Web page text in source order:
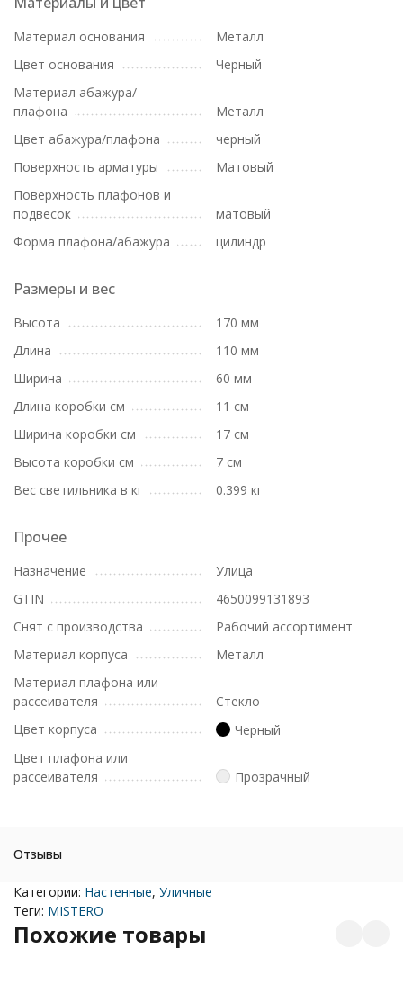
Материал основания
Металл
Цвет основания
Черный
Материал абажура/
плафона
Металл
Цвет абажура/плафона
черный
Поверхность арматуры
Матовый
Поверхность плафонов и
подвесок
матовый
Форма плафона/абажура
цилиндр
Размеры и вес
Высота
170 мм
Длина
110 мм
Ширина
60 мм
Длина коробки см
11 см
Ширина коробки см
17 см
Высота коробки см
7 см
Вес светильника в кг
0.399 кг
Прочее
Назначение
Улица
GTIN
4650099131893
Снят с производства
Рабочий ассортимент
Материал корпуса
Металл
Материал плафона или
рассеивателя
Стекло
Цвет корпуса
Черный
Цвет плафона или
рассеивателя
Прозрачный
Отзывы
Категории: Настенные, Уличные
Теги: MISTERO
Похожие товары